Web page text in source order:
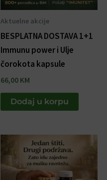
Aktuelne akcije
BESPLATNA DOSTAVA 1+1
Immunu power i Ulje
čorokota kapsule
66,00 KM
Dodaj u korpu